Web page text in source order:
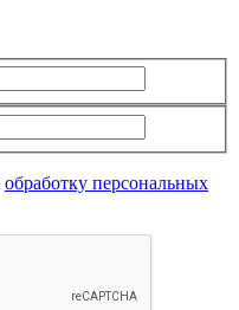
обработку персональных